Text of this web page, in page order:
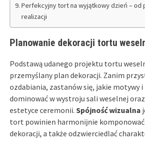
Perfekcyjny tort na wyjątkowy dzień – od
realizacji
Planowanie dekoracji tortu
Podstawą udanego projektu tortu
przemyślany plan dekoracji. Zanim
ozdabiania, zastanów się, jakie motywy i
dominować w wystroju sali weselnej
estetyce ceremonii. Spójność wizualna
tort powinien harmonijnie komponować
dekoracji, a także odzwierciedlać